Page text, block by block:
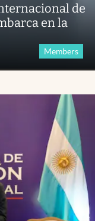
de
en la
Members